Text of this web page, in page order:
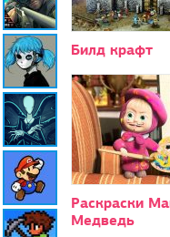
Билд крафт
Раскраски
Медведь